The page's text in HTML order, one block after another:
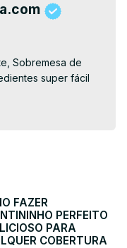
Sobremesa de
super fácil
FAZER
PERFEITO
PARA
COBERTURA